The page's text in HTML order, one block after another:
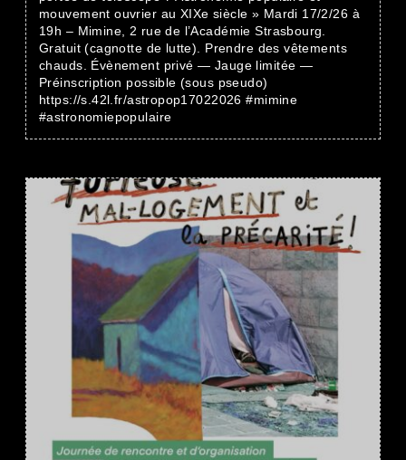
mouvement ouvrier au XIXe siècle » Mardi 17/2/26 à
19h – Mimine, 2 rue de l’Académie Strasbourg.
Gratuit (cagnotte de lutte). Prendre des vêtements
chauds. Évènement privé — Jauge limitée —
Préinscription possible (sous pseudo)
https://s.42l.fr/astropop17022026 #mimine
#astronomiepopulaire